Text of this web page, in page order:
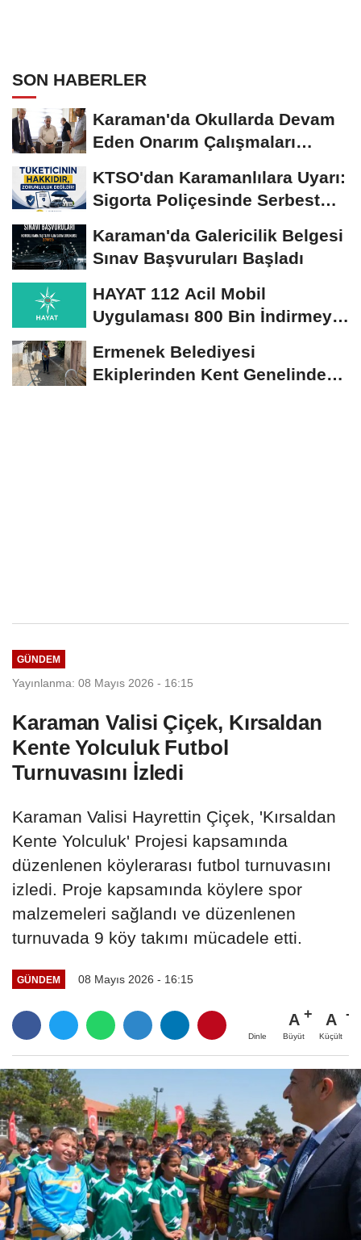
SON HABERLER
Karaman'da Okullarda Devam
Eden Onarım Çalışmaları
KTSO'dan Karamanlılara Uyarı:
Sigorta Poliçesinde Serbest
Karaman'da Galericilik Belgesi
Sınav Başvuruları Başladı
HAYAT 112 Acil Mobil
Uygulaması 800 Bin İndirmeyi
Ermenek Belediyesi
Ekiplerinden Kent Genelinde
GÜNDEM
Yayınlanma: 08 Mayıs 2026 - 16:15
Karaman Valisi Çiçek, Kırsaldan
Kente Yolculuk Futbol
Turnuvasını İzledi
Karaman Valisi Hayrettin Çiçek, 'Kırsaldan
Kente Yolculuk' Projesi kapsamında
düzenlenen köylerarası futbol turnuvasını
izledi. Proje kapsamında köylere spor
malzemeleri sağlandı ve düzenlenen
turnuvada 9 köy takımı mücadele etti.
GÜNDEM 08 Mayıs 2026 - 16:15
Dinle
A
Büyüt
A
Küçült